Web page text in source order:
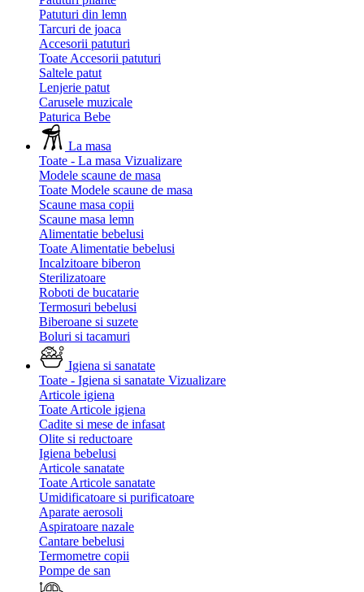
Patuturi din lemn
Tarcuri de joaca
Accesorii patuturi
Toate Accesorii patuturi
Saltele patut
Lenjerie patut
Carusele muzicale
Paturica Bebe
La masa
Toate - La masa Vizualizare
Modele scaune de masa
Toate Modele scaune de masa
Scaune masa copii
Scaune masa lemn
Alimentatie bebelusi
Toate Alimentatie bebelusi
Incalzitoare biberon
Sterilizatoare
Roboti de bucatarie
Termosuri bebelusi
Biberoane si suzete
Boluri si tacamuri
Igiena si sanatate
Toate - Igiena si sanatate Vizualizare
Articole igiena
Toate Articole igiena
Cadite si mese de infasat
Olite si reductoare
Igiena bebelusi
Articole sanatate
Toate Articole sanatate
Umidificatoare si purificatoare
Aparate aerosoli
Aspiratoare nazale
Cantare bebelusi
Termometre copii
Pompe de san